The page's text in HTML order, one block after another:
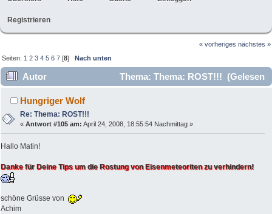
Registrieren
« vorheriges nächstes »
Seiten: 1 2 3 4 5 6 7 [8]Nach unten
Autor
Thema: Thema: ROST!!! (Gelesen
62488 mal)
Hungriger Wolf
Re: Thema: ROST!!!
«Antwort #105 am: April 24, 2008, 18:55:54 Nachmittag »
Hallo Matin!
Danke für Deine Tips um die Rostung von Eisenmeteoriten zu verhindern!
schöne Grüsse von
Achim